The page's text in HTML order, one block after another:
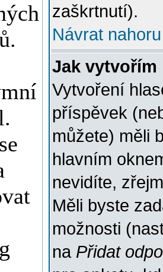
zaškrtnutí).
Návrat nahoru
Jak vytvořím
Vytvoření
příspěvek
můžete) měli
hlavním
nevidíte,
Měli byste
možnosti
na Přidat